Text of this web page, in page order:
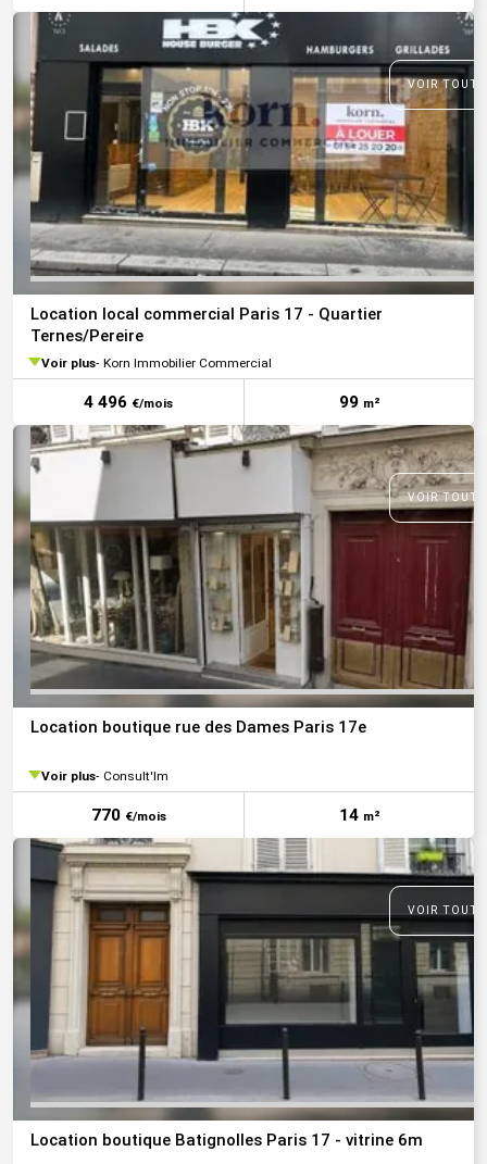
VOIR
Location local commercial Paris 17 - Quartier
Ternes/Pereire
Voir plus Korn Immobilier Commercial
4 496 €/mois 99 m²
VOIR
Location boutique rue des Dames Paris 17e
Voir plus Consult'Im
770 €/mois 14 m²
VOIR
Location boutique Batignolles Paris 17 - vitrine 6m